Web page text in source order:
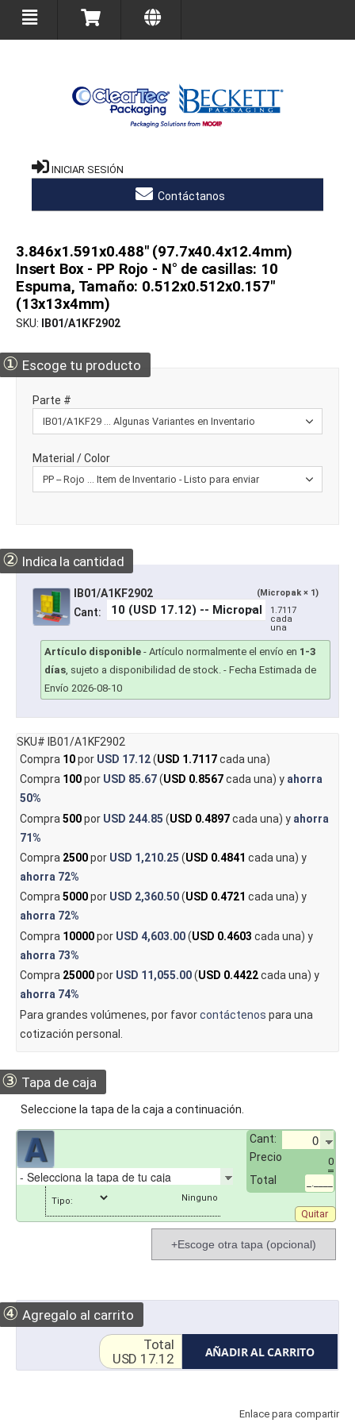
INICIAR SESIÓN
Contáctanos
3.846x1.591x0.488" (97.7x40.4x12.4mm)
Insert Box - PP Rojo - N° de casillas: 10
Espuma, Tamaño: 0.512x0.512x0.157"
(13x13x4mm)
SKU IB01/A1KF2902
① Escoge tu producto
Parte #
Material / Color
② Indica la cantidad
IB01/A1KF2902 (Micropak × 1)
Cant:
1.7117
cada
una
Artículo disponible - Artículo normalmente el envío en 1-3
días, sujeto a disponibilidad de stock. - Fecha Estimada de
Envío 2026-08-10
SKU# IB01/A1KF2902
Compra 10por USD 17.12(USD 1.7117cada una)
Compra 100por USD 85.67(USD 0.8567cada una) y ahorra
50%
Compra 500por USD 244.85 (USD 0.4897cada una) y ahorra
71%
Compra 2500por USD 1,210.25 (USD 0.4841 cada una) y
ahorra 72%
Compra5000por USD 2,360.50(USD 0.4721 cada una) y
ahorra 72%
Compra 10000por USD 4,603.00(USD 0.4603 cada una) y
ahorra 73%
Compra 25000por USD 11,055.00(USD 0.4422cada una) y
ahorra 74%
Para grandes volúmenes, por favorcontáctenos para una
cotización personal.
③ Tapa de caja
Seleccione la tapa de la caja a continuación.
Cant:
Precio
0
Total _.____
Tipo:
Quitar
+Escoge otra tapa (opcional)
④ Agregalo al carrito
AÑADIR AL CARRITO
Total
USD 17.12
Enlace para compartir